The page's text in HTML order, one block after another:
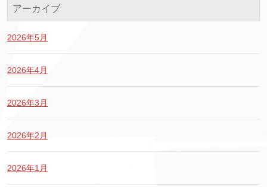
アーカイブ
2026年5月
2026年4月
2026年3月
2026年2月
2026年1月